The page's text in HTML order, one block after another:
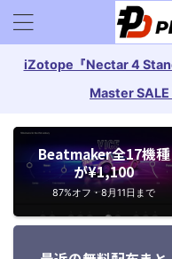
iZotope『Nectar 4
Master SALE
Beatmaker全17機種
が¥1,100
87%オフ・8月11日まで